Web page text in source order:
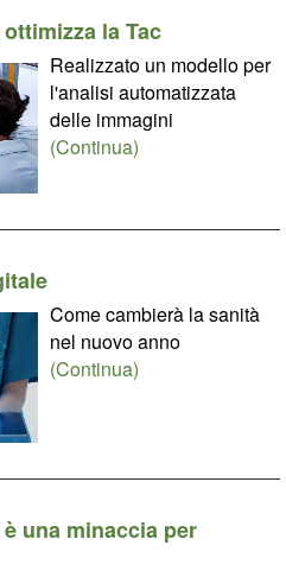
la Tac
Realizzato un modello per
l'analisi automatizzata
delle immagini
(Continua)
Come cambierà la sanità
nel nuovo anno
(Continua)
una minaccia per